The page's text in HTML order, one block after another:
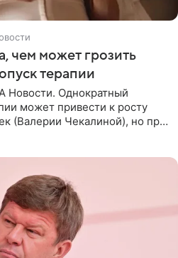
чем может грозить
терапии
Однократный
может привести к росту
(Валерии Чекалиной), но при